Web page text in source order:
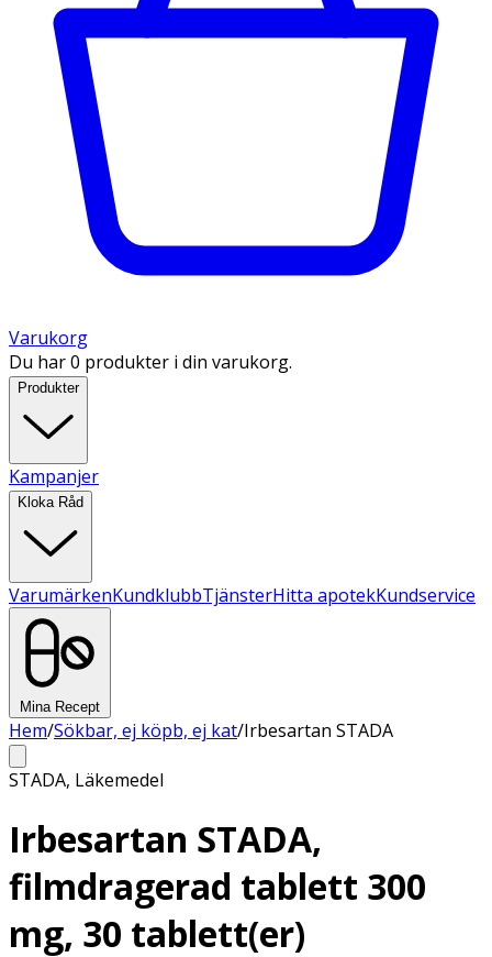
Varukorg
Du har 0 produkter i din varukorg.
Produkter
Kampanjer
Kloka Råd
VarumärkenKundklubbTjänsterHitta apotekKundservice
Mina Recept
Hem/Sökbar, ej köpb, ej kat/Irbesartan STADA
STADA, Läkemedel
Irbesartan STADA,
filmdragerad tablett 300
mg, 30 tablett(er)